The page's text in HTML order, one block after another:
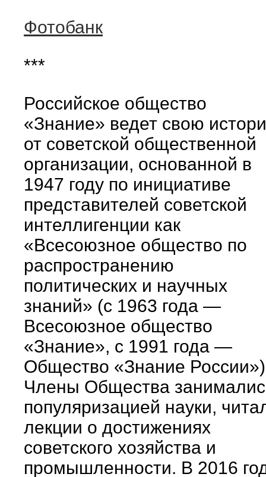
Фотобанк
***
Российское общество
«Знание» ведет свою
от советской общественной
организации, основанной в
1947 году по инициативе
представителей советской
интеллигенции как
«Всесоюзное общество по
распространению
политических и научных
знаний» (с 1963 года —
Всесоюзное общество
«Знание», с 1991 года —
Общество «Знание
Члены Общества
популяризацией науки,
лекции о достижениях
советского хозяйства и
промышленности. В 2016